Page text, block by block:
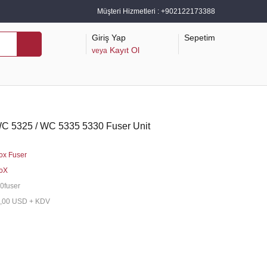
Müşteri Hizmetleri : +902122173388
Giriş Yap
veya Kayıt Ol
Sepetim
5325 / WC 5335 5330 Fuser Unit
Fuser
USD + KDV